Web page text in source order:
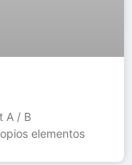
A / B
elementos